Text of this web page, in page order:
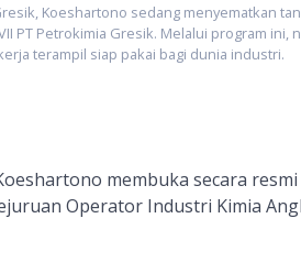
Koeshartono sedang menyematkan
PT Petrokimia Gresik. Melalui program ini,
terampil siap pakai bagi dunia industri.
membuka secara resmi
Operator Industri Kimia